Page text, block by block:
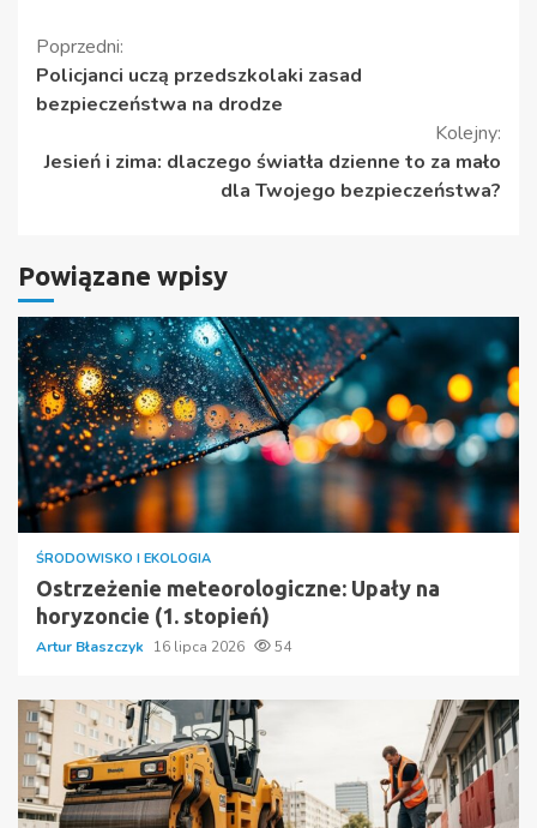
Kontynuuj
czytanie
Poprzedni:
Policjanci uczą przedszkolaki zasad
bezpieczeństwa na drodze
Kolejny:
Jesień i zima: dlaczego światła dzienne to za mało
dla Twojego bezpieczeństwa?
Powiązane wpisy
ŚRODOWISKO I EKOLOGIA
Ostrzeżenie meteorologiczne: Upały na
horyzoncie (1. stopień)
Artur Błaszczyk 16 lipca 2026 54